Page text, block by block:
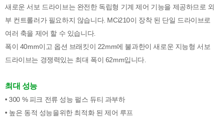
새로운 서보 드라이브는 완전한 독립형 기계 제어 기능을 제공하므로 외
부 컨트롤러가 필요하지 않습니다. MCi210이 장착 된 단일 드라이브로
여러 축을 제어 할 수 있습니다.
폭이 40mm이고 옵션 브래킷이 22mm에 불과한이 새로운 지능형 서보
드라이브는 경쟁력있는 최대 폭이 62mm입니다.
최대 성능
• 300 % 피크 전류 성능 펄스 듀티 과부하
• 높은 동적 성능을위한 최적화 된 제어 루프